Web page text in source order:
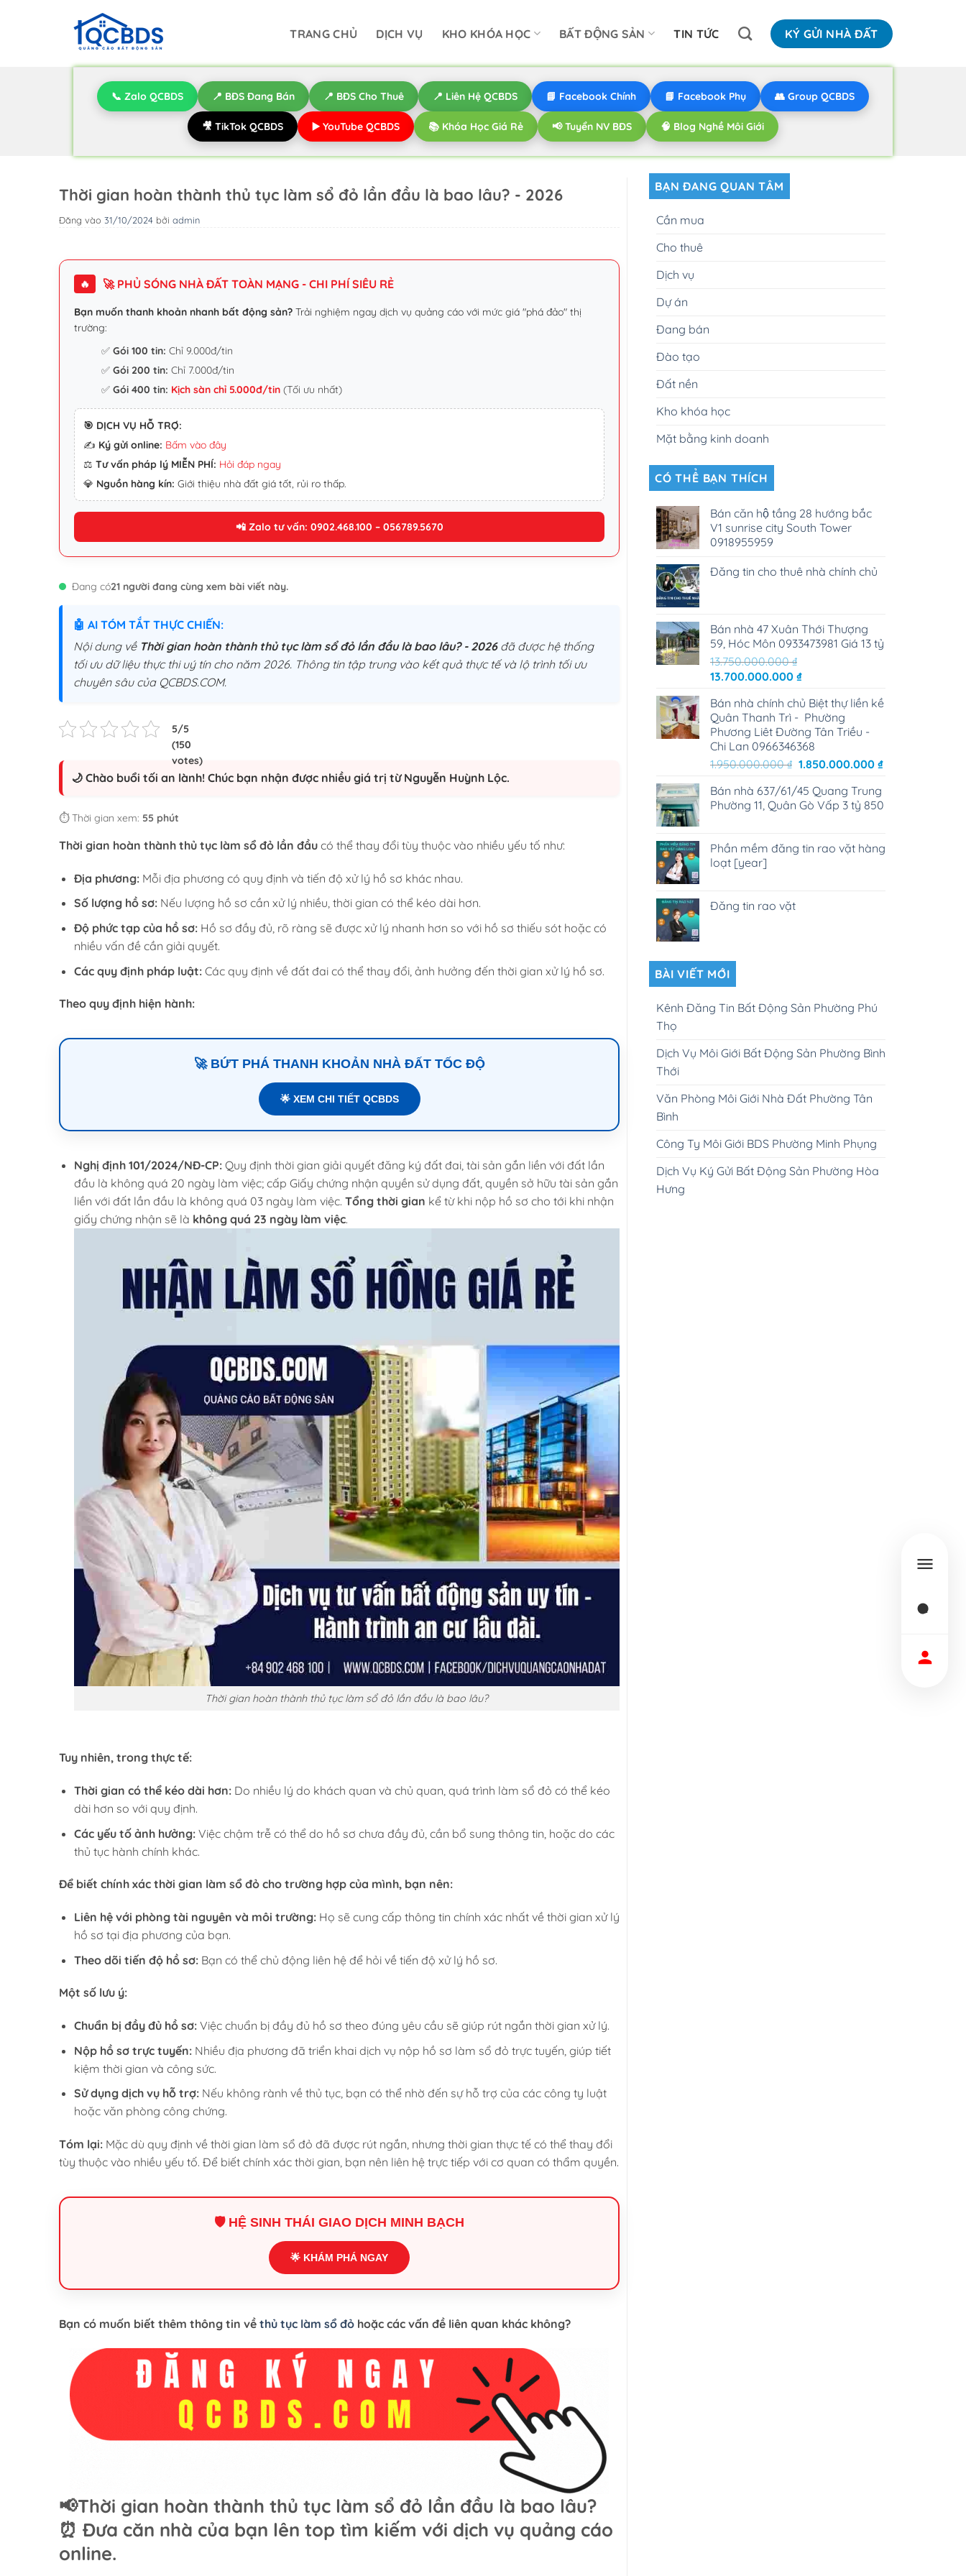
TRANG CHỦ DỊCH VỤ KHO KHÓA HỌC BẤT ĐỘNG SẢN TIN TỨC KÝ GỬI NHÀ ĐẤT
📞 Zalo QCBDS 📍 BĐS Đang Bán 📍 BĐS Cho Thuê 📍 Liên Hệ QCBDS 📘 Facebook Chính 📘 Facebook Phụ 👥 Group QCBDS
🎥 TikTok QCBDS ▶️ YouTube QCBDS 📚 Khóa Học Giá Rẻ 📢 Tuyển NV BĐS 🧠 Blog Nghề Môi Giới
Thời gian hoàn thành thủ tục làm sổ đỏ lần đầu là bao lâu? - 2026
Đăng vào 31/10/2024 bởi admin
🔥 🚀 PHỦ SÓNG NHÀ ĐẤT TOÀN MẠNG - CHI PHÍ SIÊU RẺ
Bạn muốn thanh khoản nhanh bất động sản? Trải nghiệm ngay dịch vụ quảng cáo với mức giá "phá đảo" thị
trường:
✅Gói 100 tin: Chỉ 9.000đ/tin
✅Gói 200 tin: Chỉ 7.000đ/tin
✅Gói 400 tin: Kịch sàn chỉ 5.000đ/tin (Tối ưu nhất)
🎯 DỊCH VỤ HỖ TRỢ:
✍️ Ký gửi online: Bấm vào đây
⚖️ Tư vấn pháp lý MIỄN PHÍ: Hỏi đáp ngay
💎 Nguồn hàng kín: Giới thiệu nhà đất giá tốt, rủi ro thấp.
📲 Zalo tư vấn: 0902.468.100 – 056789.5670
Đang có21 người đang cùng xem bài viết này.
🤖 AI TÓM TẮT THỰC CHIẾN:
Nội dung về Thời gian hoàn thành thủ tục làm sổ đỏ lần đầu là bao lâu? - 2026đã được hệ thống
tối ưu dữ liệu thực thi uý tín cho năm 2026. Thông tin tập trung vào kết quả thực tế và lộ trình tối ưu
chuyên sâu của QCBDS.COM.
🌙 Chào buổi tối an lành! Chúc bạn nhận được nhiều giá trị từ Nguyễn Huỳnh Lộc.
⏱️ Thời gian xem: 55 phút
Thời gian hoàn thành thủ tục làm sổ đỏ lần đầu có thể thay đổi tùy thuộc vào nhiều yếu tố như:
Địa phương:Mỗi địa phương có quy định và tiến độ xử lý hồ sơ khác nhau.
Số lượng hồ sơ:Nếu lượng hồ sơ cần xử lý nhiều, thời gian có thể kéo dài hơn.
Độ phức tạp của hồ sơ:Hồ sơ đầy đủ, rõ ràng sẽ được xử lý nhanh hơn so với hồ sơ thiếu sót hoặc có
nhiều vấn đề cần giải quyết.
Các quy định pháp luật:Các quy định về đất đai có thể thay đổi, ảnh hưởng đến thời gian xử lý hồ sơ.
Theo quy định hiện hành:
🚀 BỨT PHÁ THANH KHOẢN NHÀ ĐẤT TỐC ĐỘ
🌟 XEM CHI TIẾT QCBDS
Nghị định 101/2024/NĐ-CP:Quy định thời gian giải quyết đăng ký đất đai, tài sản gắn liền với đất lần
đầu là không quá 20 ngày làm việc; cấp Giấy chứng nhận quyền sử dụng đất, quyền sở hữu tài sản gắn
liền với đất lần đầu là không quá 03 ngày làm việc. Tổng thời gian kể từ khi nộp hồ sơ cho tới khi nhận
giấy chứng nhận sẽ là không quá 23 ngày làm việc.
Thời gian hoàn thành thủ tục làm sổ đỏ lần đầu là bao lâu?
Tuy nhiên, trong thực tế:
Thời gian có thể kéo dài hơn:Do nhiều lý do khách quan và chủ quan, quá trình làm sổ đỏ có thể kéo
dài hơn so với quy định.
Các yếu tố ảnh hưởng:Việc chậm trễ có thể do hồ sơ chưa đầy đủ, cần bổ sung thông tin, hoặc do các
thủ tục hành chính khác.
Để biết chính xác thời gian làm sổ đỏ cho trường hợp của mình, bạn nên:
Liên hệ với phòng tài nguyên và môi trường:Họ sẽ cung cấp thông tin chính xác nhất về thời gian xử lý
hồ sơ tại địa phương của bạn.
Theo dõi tiến độ hồ sơ:Bạn có thể chủ động liên hệ để hỏi về tiến độ xử lý hồ sơ.
Một số lưu ý:
Chuẩn bị đầy đủ hồ sơ:Việc chuẩn bị đầy đủ hồ sơ theo đúng yêu cầu sẽ giúp rút ngắn thời gian xử lý.
Nộp hồ sơ trực tuyến:Nhiều địa phương đã triển khai dịch vụ nộp hồ sơ làm sổ đỏ trực tuyến, giúp tiết
kiệm thời gian và công sức.
Sử dụng dịch vụ hỗ trợ:Nếu không rành về thủ tục, bạn có thể nhờ đến sự hỗ trợ của các công ty luật
hoặc văn phòng công chứng.
Tóm lại: Mặc dù quy định về thời gian làm sổ đỏ đã được rút ngắn, nhưng thời gian thực tế có thể thay đổi
tùy thuộc vào nhiều yếu tố. Để biết chính xác thời gian, bạn nên liên hệ trực tiếp với cơ quan có thẩm quyền.
🛡️ HỆ SINH THÁI GIAO DỊCH MINH BẠCH
🌟 KHÁM PHÁ NGAY
Bạn có muốn biết thêm thông tin về thủ tục làm sổ đỏ hoặc các vấn đề liên quan khác không?
📢Thời gian hoàn thành thủ tục làm sổ đỏ lần đầu là bao lâu?
⏰ Đưa căn nhà của bạn lên top tìm kiếm với dịch vụ quảng cáo
online.
BẠN ĐANG QUAN TÂM
Cần mua
Cho thuê
Dịch vụ
Dự án
Đang bán
Đào tạo
Đất nền
Kho khóa học
Mặt bằng kinh doanh
CÓ THỂ BẠN THÍCH
Bán căn hộ tầng 28 hướng bắc
V1 sunrise city South Tower
0918955959
Đăng tin cho thuê nhà chính chủ
Bán nhà 47 Xuân Thới Thượng
59, Hóc Môn 0933473981 Giá 13 tỷ
13.750.000.000₫
Giá
là:
13.750.000.000 ₫.
13.700.000.000 ₫Giá
tại
là:
13.700.000.000 ₫.
Bán nhà chính chủ Biệt thự liền kề
Quân Thanh Trì - Phường
Phương Liêt Đường Tân Triều -
Chi Lan 0966346368
1.950.000.000₫ Giá
là:
1.950.000.000 ₫.
1.850.000.000 ₫Giá
là:
Bán nhà 637/61/45 Quang Trung
Phường 11, Quân Gò Vấp 3 tỷ 850
Phần mềm đăng tin rao vặt hàng
loạt [year]
Đăng tin rao vặt
BÀI VIẾT MỚI
Kênh Đăng Tin Bất Động Sản Phường Phú
Thọ
Dịch Vụ Môi Giới Bất Động Sản Phường Bình
Thới
Văn Phòng Môi Giới Nhà Đất Phường Tân
Bình
Công Ty Môi Giới BDS Phường Minh Phụng
Dịch Vụ Ký Gửi Bất Động Sản Phường Hòa
Hưng